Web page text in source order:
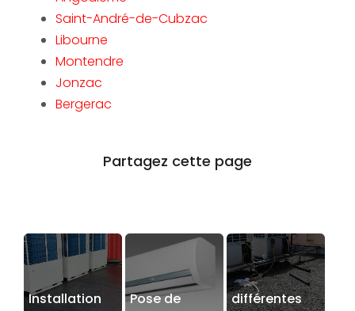
Saint-André-de-Cubzac
Libourne
Montendre
Jonzac
Bergerac
Installation
Pose de
différentes